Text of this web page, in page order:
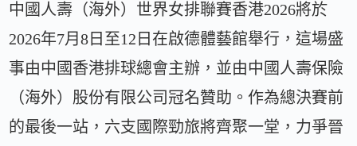
中國人壽（海外）世界女排聯賽香港2026將於
2026年7月8日至12日在啟德體藝館舉行，這場盛
事由中國香港排球總會主辦，並由中國人壽保險
（海外）股份有限公司冠名贊助。作為總決賽前
的最後一站，六支國際勁旅將齊聚一堂，力爭晉